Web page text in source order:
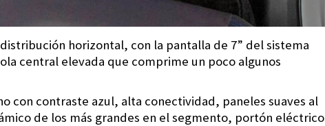
horizontal, con la pantalla de 7” del sistema
central elevada que comprime un poco algunos
con contraste azul, alta conectividad, paneles suaves al
de los más grandes en el segmento, portón eléctrico